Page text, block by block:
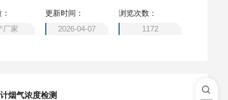
厂家
更新时间：
2026-04-07
浏览次数：
1172
烟气浓度检测